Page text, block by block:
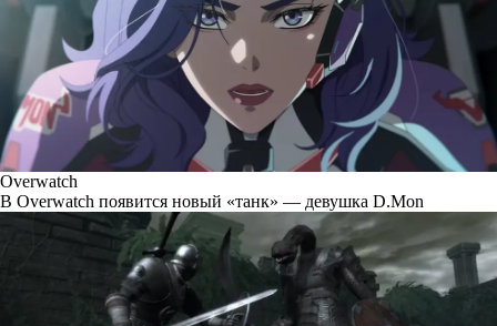
Overwatch
В Overwatch появится новый «танк» — девушка D.Mon